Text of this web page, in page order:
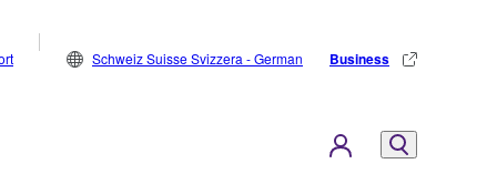
Schweiz Suisse Svizzera - German Business